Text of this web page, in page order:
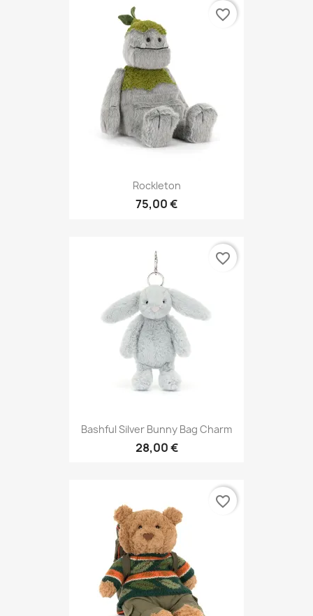
Rockleton
75,00 €
favorite_border
Bashful Silver Bunny Bag Charm
28,00 €
favorite_border
favorite_border